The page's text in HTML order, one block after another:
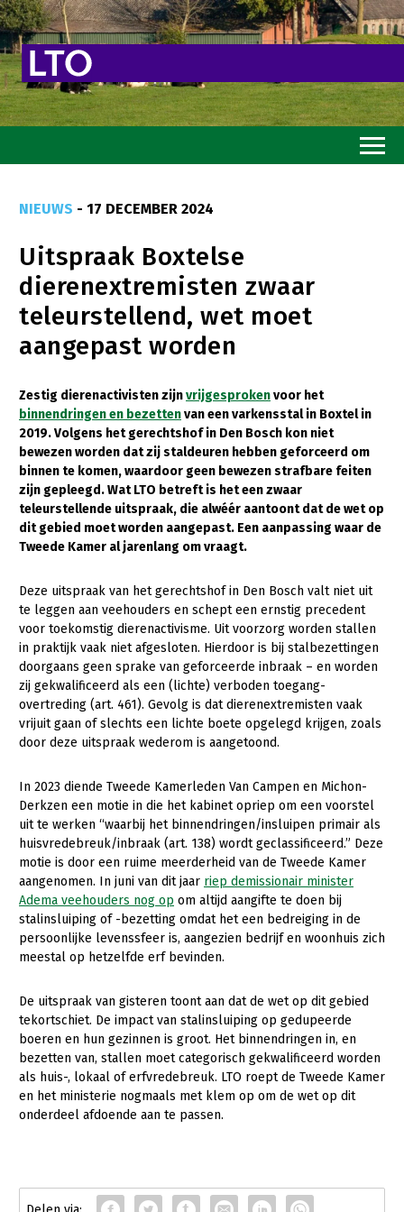
Goed eten
Mooi groen
Sterk ondernemerschap
Transitiepaden
Thema’s
Gezonde planten
Gezonde dieren
Natuur, klimaat en energie
Bodem en water
Mens, ondernemerschap en onderwijs
Internationaal
Sectoren
Dier
Biologische Landbouw
Kalverhouderij
Konijnenhouderij
Melkveehouderij
Paardenhouderij
Pluimveehouderij
Schapenhouderij
Varkenshouderij
Vleesveehouderij
Plant
Akkerbouw
Bomen, vaste planten en zomerbloemen
Multifunctionele landbouw
NIEUWS - 17 DECEMBER 2024
Uitspraak Boxtelse
dierenextremisten zwaar
teleurstellend, wet moet
aangepast worden
Zestig dierenactivisten zijnvrijgesprokenvoor het
binnendringen en bezettenvan een varkensstal in Boxtel in
2019. Volgens het gerechtshof in Den Bosch kon niet
bewezen worden dat zij staldeuren hebben geforceerd om
binnen te komen, waardoor geen bewezen strafbare feiten
zijn gepleegd. Wat LTO betreft is het een zwaar
teleurstellende uitspraak, die alwéér aantoont dat de wet op
dit gebied moet worden aangepast. Een aanpassing waar de
Tweede Kamer al jarenlang om vraagt.
Deze uitspraak van het gerechtshof in Den Bosch valt niet uit
te leggen aan veehouders en schept een ernstig precedent
voor toekomstig dierenactivisme. Uit voorzorg worden stallen
in praktijk vaak niet afgesloten. Hierdoor is bij stalbezettingen
doorgaans geen sprake van geforceerde inbraak – en worden
zij gekwalificeerd als een (lichte) verboden toegang-
overtreding (art. 461). Gevolg is dat dierenextremisten vaak
vrijuit gaan of slechts een lichte boete opgelegd krijgen, zoals
door deze uitspraak wederom is aangetoond.
In 2023 diende Tweede Kamerleden Van Campen en Michon-
Derkzen een motie in die het kabinet opriep om een voorstel
uit te werken “waarbij het binnendringen/insluipen primair als
huisvredebreuk/inbraak (art. 138) wordt geclassificeerd.” Deze
motie is door een ruime meerderheid van de Tweede Kamer
aangenomen. In juni van dit jaar riep demissionair minister
Adema veehouders nog op om altijd aangifte te doen bij
stalinsluiping of -bezetting omdat het een bedreiging in de
persoonlijke levenssfeer is, aangezien bedrijf en woonhuis zich
meestal op hetzelfde erf bevinden.
De uitspraak van gisteren toont aan dat de wet op dit gebied
tekortschiet. De impact van stalinsluiping op gedupeerde
boeren en hun gezinnen is groot. Het binnendringen in, en
bezetten van, stallen moet categorisch gekwalificeerd worden
als huis-, lokaal of erfvredebreuk. LTO roept de Tweede Kamer
en het ministerie nogmaals met klem op om de wet op dit
onderdeel afdoende aan te passen.